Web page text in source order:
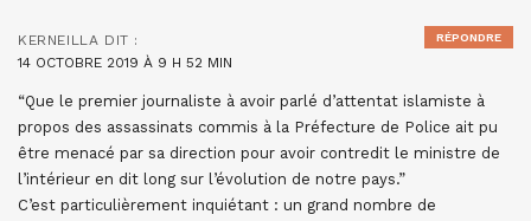
KERNEILLA DIT :
14 OCTOBRE 2019 À 9 H 52 MIN
“Que le premier journaliste à avoir parlé d’attentat islamiste à
propos des assassinats commis à la Préfecture de Police ait pu
être menacé par sa direction pour avoir contredit le ministre de
l’intérieur en dit long sur l’évolution de notre pays.”
C’est particulièrement inquiétant : un grand nombre de
RÉPONDRE